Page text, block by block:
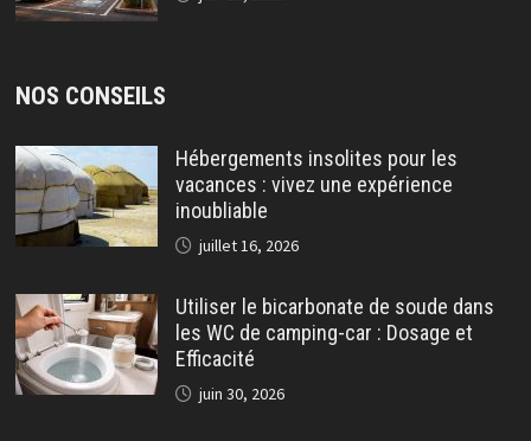
NOS CONSEILS
Hébergements insolites pour les
vacances : vivez une expérience
inoubliable
juillet 16, 2026
Utiliser le bicarbonate de soude dans
les WC de camping-car : Dosage et
Efficacité
juin 30, 2026